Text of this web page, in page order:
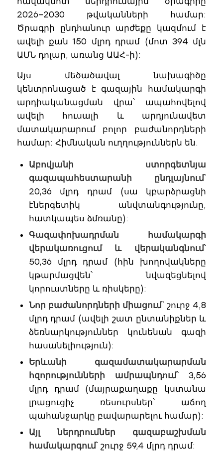
2026–2030 թվականների համար:
Ծրագրի ընդհանուր արժեքը կազմում է
ավելի քան 150 մլրդ դրամ (մոտ 394 մլն
ԱՄՆ դոլար, առանց ԱԱՀ-ի):
Այս մեծածավալ նախագիծը
կենտրոնացած է գազային համակարգի
արդիականացման վրա՝ ապահովելով
ավելի հուսալի և արդյունավետ
մատակարարում բոլոր բաժանորդների
համար: Հիմնական ուղղություններն են.
Աբովյանի ստորգետնյա
գազապահեստարանի ընդլայնում՝
20,36 մլրդ դրամ (սա կբարձրացնի
էներգետիկ անվտանգությունը,
հատկապես ձմռանը):
Գազափոխադրման համակարգի
վերակառուցում և վերականգնում՝
50,36 մլրդ դրամ (հին խողովակները
կթարմացվեն՝ նվազեցնելով
կորուստները և ռիսկերը):
Նոր բաժանորդների միացում՝ շուրջ 4,8
մլրդ դրամ (ավելի շատ ընտանիքներ և
ձեռնարկություններ կունենան գազի
հասանելիություն):
Երևանի գազամատակարարման
հզորությունների ամրապնդում՝ 3,56
մլրդ դրամ (մայրաքաղաքը կստանա
լրացուցիչ ռեսուրսներ՝ աճող
պահանջարկը բավարարելու համար):
Այլ ներդրումներ գազաբաշխման
համակարգում՝ շուրջ 59,4 մլրդ դրամ: